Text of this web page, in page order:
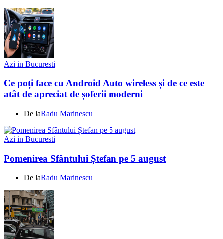
Azi in Bucuresti
Ce poți face cu Android Auto wireless și de ce este
atât de apreciat de șoferii moderni
De laRadu Marinescu
Azi in Bucuresti
Pomenirea Sfântului Ștefan pe 5 august
De laRadu Marinescu